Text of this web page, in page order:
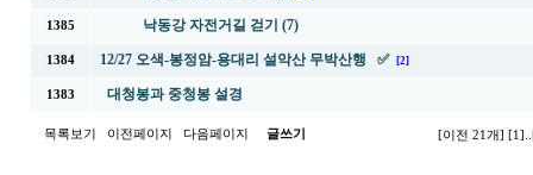
1385 낙동강 자전거길 걷기 (7)
1384 12/27 오색-봉정암-용대리 설악산 무박산행 ✅ [2]
1383 대청봉과 중청봉 설경
목록보기 이전페이지 다음페이지 글쓰기 [이전 21개] [1]